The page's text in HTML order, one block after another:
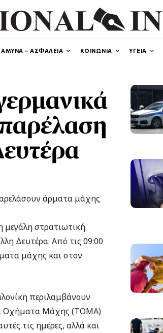
ΑΜΥΝΑ – ΑΣΦΑΛΕΙΑ ΚΟΙΝΩΝΙΑ ΥΓΕΙΑ
άρματα μάχης
μεγάλη στρατιωτική
Δευτέρα. Από τις 09:00
μάχης και στον
περιλαμβάνουν
Οχήματα Mάχης (ΤΟΜΑ)
τις ημέρες, αλλά και